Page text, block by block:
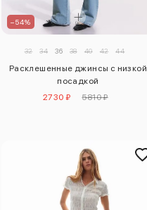
–54%
32 34 36 38 40 42 44
Расклешенные джинсы с низкой
посадкой
2730 ₽
5810 ₽